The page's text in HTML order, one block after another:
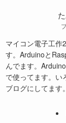
マイコン電子工作
す。Arduinoと
んでます。
で使ってます。い
ブログにしてます。